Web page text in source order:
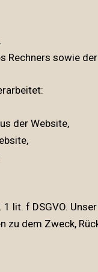
sowie
der Website,
lit. f DSGVO.
zu dem Zweck,